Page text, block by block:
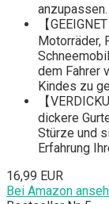
anzupassen.
【
Motorräder,
dem Fahrer
Kindes zu
【
dickere
Stürze und
Erfahrung
16,99 EUR
Bei Amazon